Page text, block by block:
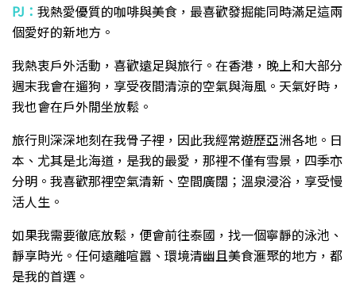
PJ： 我熱愛優質的咖啡與美食，最喜歡發掘能同時滿足這兩
個愛好的新地方。
我熱衷戶外活動，喜歡遠足與旅行。在香港，晚上和大部分
週末我會在遛狗，享受夜間清涼的空氣與海風。天氣好時，
我也會在戶外閒坐放鬆。
旅行則深深地刻在我骨子裡，因此我經常遊歷亞洲各地。日
本、尤其是北海道，是我的最愛，那裡不僅有雪景，四季亦
分明。我喜歡那裡空氣清新、空間廣闊；溫泉浸浴，享受慢
活人生。
如果我需要徹底放鬆，便會前往泰國，找一個寧靜的泳池、
靜享時光。任何遠離喧囂、環境清幽且美食滙聚的地方，都
是我的首選。